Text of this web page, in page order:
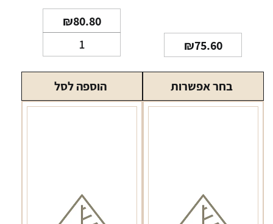
₪75.60
בחר אפשרות
₪80.80
של
סלילים
PNP-
VM5
הוספה לסל